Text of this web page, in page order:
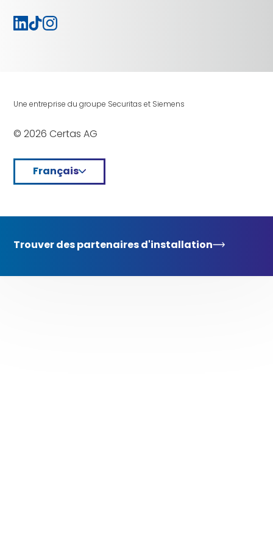
Une entreprise du groupe Securitas et Siemens
© 2026 Certas AG
Français
Trouver des partenaires d'installation